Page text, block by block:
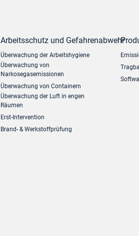
Arbeitsschutz und Gefahrenabwehr
Überwachung der Arbeitshygiene
Überwachung von
Narkosegasemissionen
Überwachung von Containern
Überwachung der Luft in engen
Räumen
Erst-Intervention
Brand- & Werkstoffprüfung